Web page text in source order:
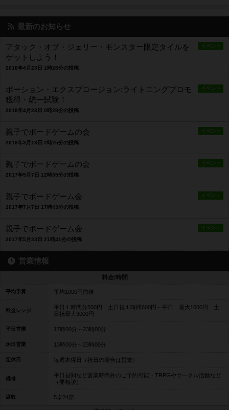
最新のお知らせ
イベント
アタック・オブ・ジェリー・モンスター限定タイルを
ゲットしよう！
2018年4月23日 1時28分の投稿
イベント
ポーション・エクスプロージョン:ライトニングプロモ
獲得・統一試験！
2018年4月23日 0時28分の投稿
イベント
親子でボードゲームの会
2018年3月13日 2時25分の投稿
イベント
親子でボードゲームの会
2017年9月7日 12時39分の投稿
イベント
親子でボードゲーム会
2017年7月7日 17時43分の投稿
イベント
親子でボードゲーム会
2017年5月23日 21時41分の投稿
営業情報
料金/時間
平均予算 平均1000円前後
料金レンジ
平日１時間分500円 土日祝１時間600円～平日 最大1000円 土
日祝最大3000円
平日営業 17時00分～23時00分
休日営業 13時00分～23時00分
定休日 毎週木曜日（祝日の場合は営業）
備考
平日昼間など営業時間外のご予約可能・TRPGやサークル活動など
（要相談）
席数 5卓24席